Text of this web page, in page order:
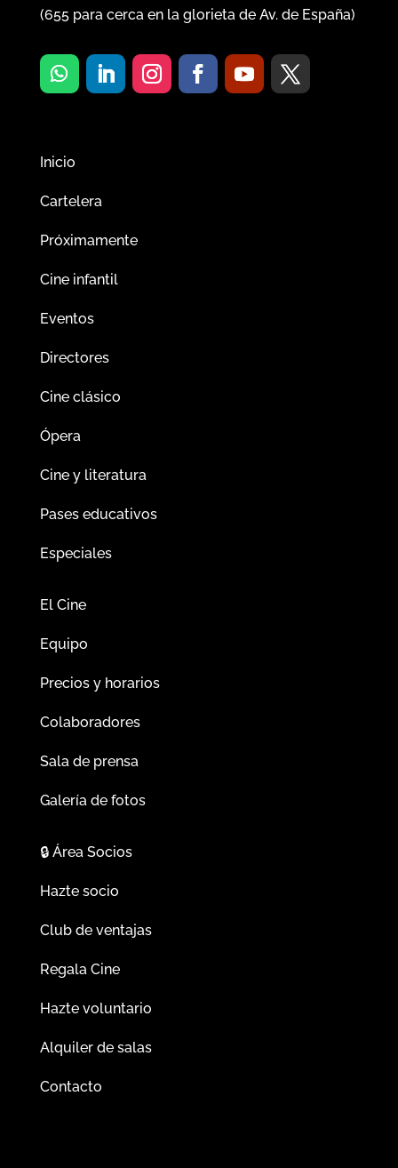
(655para cerca en la glorieta de Av. de España)
Inicio
Cartelera
Próximamente
Cine infantil
Eventos
Directores
Cine clásico
Ópera
Cine y literatura
Pases educativos
Especiales
El Cine
Equipo
Precios y horarios
Colaboradores
Sala de prensa
Galería de fotos
🔒Área Socios
Hazte socio
Club de ventajas
Regala Cine
Hazte voluntario
Alquiler de salas
Contacto